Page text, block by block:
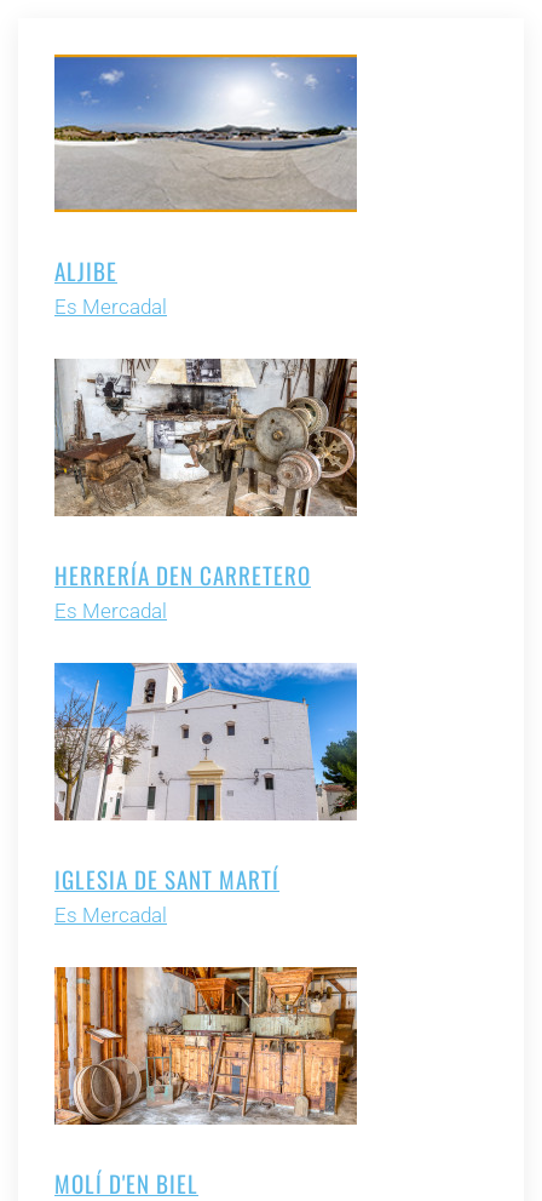
ALJIBE
Es Mercadal
HERRERÍA DEN CARRETERO
Es Mercadal
IGLESIA DE SANT MARTÍ
Es Mercadal
MOLÍ D'EN BIEL